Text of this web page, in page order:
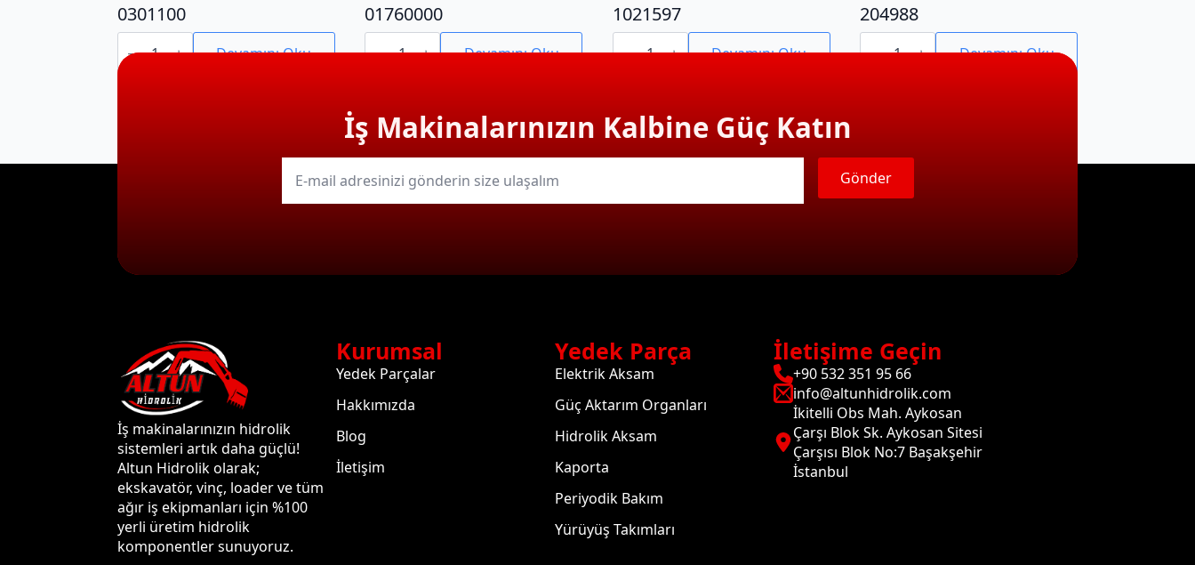
0301100
0301100
adet Devamını Oku
01760000
01760000
adet Devamını Oku
1021597
1021597
adet Devamını Oku
204988
204988
adet Devamını Oku
İş Makinalarınızın Kalbine Güç Katın
E-
mail Gönder
İş makinalarınızın hidrolik
sistemleri artık daha güçlü!
Altun Hidrolik olarak;
ekskavatör, vinç, loader ve tüm
ağır iş ekipmanları için %100
yerli üretim hidrolik
komponentler sunuyoruz.
Kurumsal
Yedek Parçalar
Hakkımızda
Blog
İletişim
Yedek Parça
Elektrik Aksam
Güç Aktarım Organları
Hidrolik Aksam
Kaporta
Periyodik Bakım
Yürüyüş Takımları
İletişime Geçin
+90 532 351 95 66
info@altunhidrolik.com
İkitelli Obs Mah. Aykosan
Çarşı Blok Sk. Aykosan Sitesi
Çarşısı Blok No:7 Başakşehir
İstanbul